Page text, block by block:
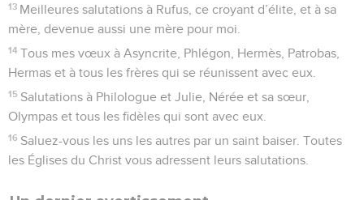
13 Meilleures salutations à Rufus, ce croyant d’élite, et à sa
mère, devenue aussi une mère pour moi.
14 Tous mes vœux à Asyncrite, Phlégon, Hermès, Patrobas,
Hermas et à tous les frères qui se réunissent avec eux.
15 Salutations à Philologue et Julie, Nérée et sa sœur,
Olympas et tous les fidèles qui sont avec eux.
16 Saluez-vous les uns les autres par un saint baiser. Toutes
les Églises du Christ vous adressent leurs salutations.